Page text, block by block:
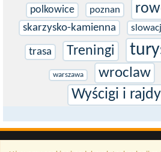
polkowice poznan
skarzysko-kamienna
trasa Treningi
warszawa wroclaw
Wyścigi i rajdy